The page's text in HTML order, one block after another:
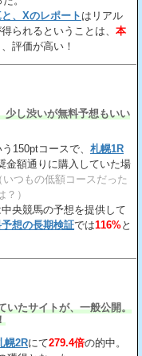
、Xのレポート はリアル
られるということは、 本
評価が高い！
少し渋いが無料予想もいい
う150ptコースで、 札幌1R
金額通りに購入していた場
いつもの低額コースだった
）
央競馬の予想を提供して
想の長期検証では116%と
いたサイトが、一般公開。
幌2Rにて279.4倍の的中。